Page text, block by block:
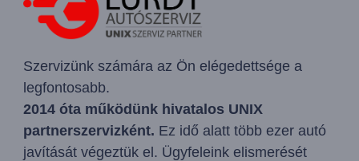
Szervizünk számára az Ön elégedettsége a
legfontosabb.
2014 óta működünk hivatalos UNIX
partnerszervizként. Ez idő alatt több ezer autó
javítását végeztük el. Ügyfeleink elismerését